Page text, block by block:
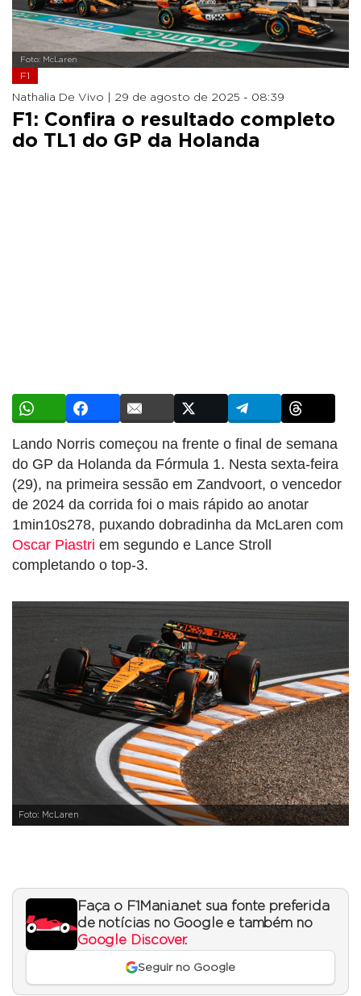
Foto: McLaren
F1
Nathalia De Vivo | 29 de agosto de 2025 - 08:39
F1: Confira o resultado completo
do TL1 do GP da Holanda
Lando Norris começou na frente o final de semana
do GP da Holanda da Fórmula 1. Nesta sexta-feira
(29), na primeira sessão em Zandvoort, o vencedor
de 2024 da corrida foi o mais rápido ao anotar
1min10s278, puxando dobradinha da McLaren com
Oscar Piastri em segundo e Lance Stroll
completando o top-3.
Foto: McLaren
Faça o F1Mania.net sua fonte preferida
de notícias no Google e também no
Google Discover.
Seguir no Google